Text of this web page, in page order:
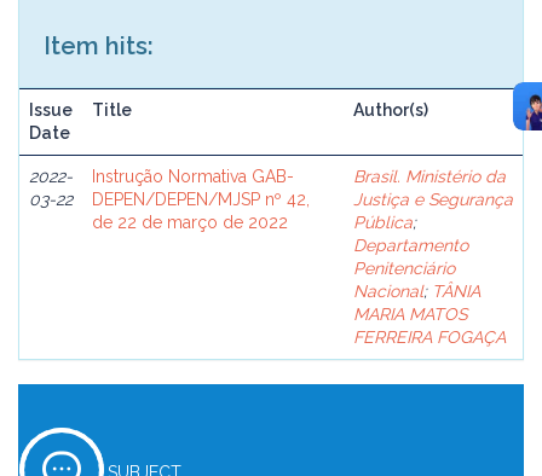
Item hits:
Issue
Date
Title Author(s)
2022-
03-22
Instrução Normativa GAB-
DEPEN/DEPEN/MJSP nº 42,
de 22 de março de 2022
Brasil. Ministério da
Justiça e Segurança
Pública;
Departamento
Penitenciário
Nacional; TÂNIA
MARIA MATOS
FERREIRA FOGAÇA